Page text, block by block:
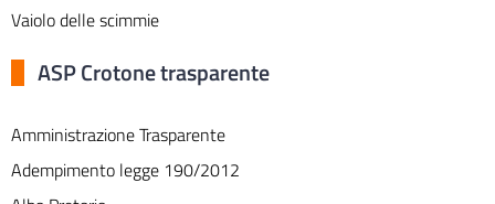
Vaiolo delle scimmie
ASP Crotone trasparente
Amministrazione Trasparente
Adempimento legge 190/2012